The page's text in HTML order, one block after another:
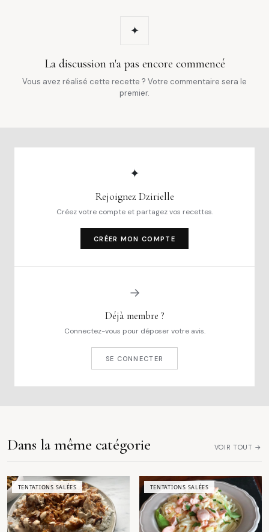
✦
La discussion n'a pas encore commencé
Vous avez réalisé cette recette ? Votre commentaire sera le
premier.
✦
Rejoignez Dzirielle
Créez votre compte et partagez vos recettes.
CRÉER MON COMPTE
→
Déjà membre ?
Connectez-vous pour déposer votre avis.
SE CONNECTER
Dans la même catégorie VOIR TOUT →
TENTATIONS SALÉES TENTATIONS SALÉES